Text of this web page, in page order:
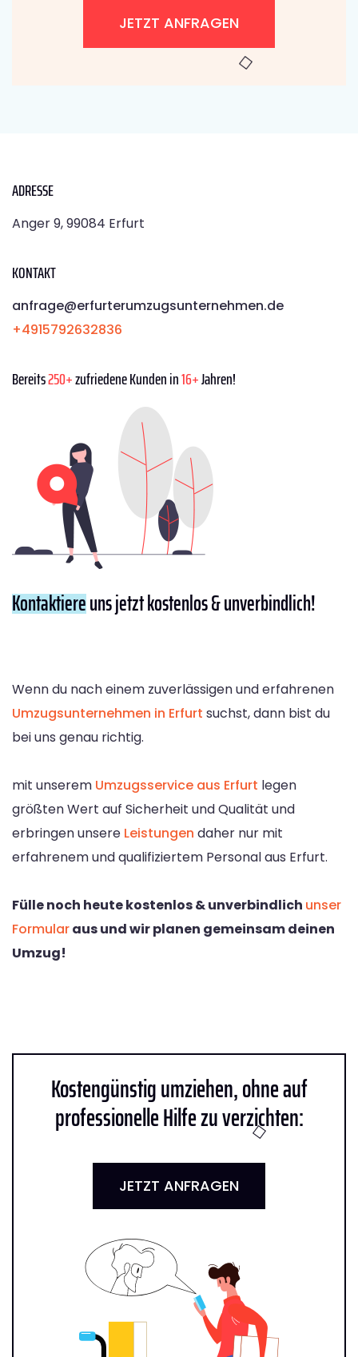
JETZT ANFRAGEN
ADRESSE
Anger 9, 99084 Erfurt
KONTAKT
anfrage@erfurterumzugsunternehmen.de
+4915792632836
Bereits250+zufriedene Kunden in16+Jahren!
Kontaktiereuns jetzt kostenlos & unverbindlich!
Wenn du nach einem zuverlässigen und erfahrenen
Umzugsunternehmen in Erfurt suchst, dann bist du
bei uns genau richtig.
mit unserem Umzugsservice aus Erfurt legen
größten Wert auf Sicherheit und Qualität und
erbringen unsere Leistungen daher nur mit
erfahrenem und qualifiziertem Personal aus Erfurt.
Fülle noch heute kostenlos & unverbindlich unser
Formularaus und wir planen gemeinsam deinen
Umzug!
Kostengünstig umziehen, ohne auf
professionelle Hilfe zu verzichten:
JETZT ANFRAGEN